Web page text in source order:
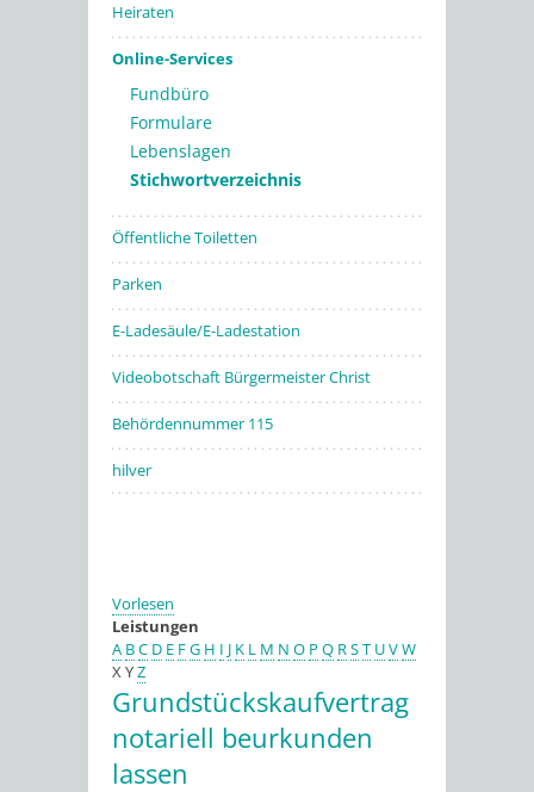
Heiraten
Online-Services
Fundbüro
Formulare
Lebenslagen
Stichwortverzeichnis
Öffentliche Toiletten
Parken
E-Ladesäule/E-Ladestation
Videobotschaft Bürgermeister Christ
Behördennummer 115
hilver
Vorlesen
Leistungen
A BC D E FG H I J K L M N O P Q RST UVW
XYZ
Grundstückskaufvertrag
notariell beurkunden
lassen